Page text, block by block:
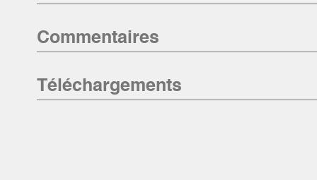
Commentaires
Téléchargements